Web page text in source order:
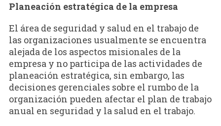
Planeación estratégica de la empresa
El área de seguridad y salud en el trabajo de
las organizaciones usualmente se encuentra
alejada de los aspectos misionales de la
empresa y no participa de las actividades de
planeación estratégica, sin embargo, las
decisiones gerenciales sobre el rumbo de la
organización pueden afectar el plan de trabajo
anual en seguridad y la salud en el trabajo.